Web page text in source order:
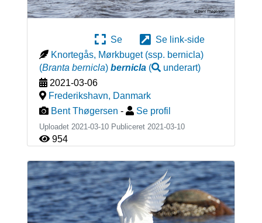
Se
Se link-side
Knortegås, Mørkbuget (ssp. bernicla)
(Branta bernicla) bernicla( underart)
2021-03-06
Frederikshavn, Danmark
Bent Thøgersen - Se profil
Uploadet 2021-03-10 Publiceret 2021-03-10
954